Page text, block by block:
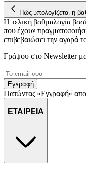
πληροφορίες σχετικά
τοποθεσίας μας στους
δικτύωσης,
Πώς υπολογίζεται η
Η τελική βαθμολογία
που έχουν
επιβεβαιώσει την αγορά
Γράψου στο Νewsletter
Εγγραφή
Πατώντας «Εγγραφή»
ΕΤΑΙΡΕΙΑ